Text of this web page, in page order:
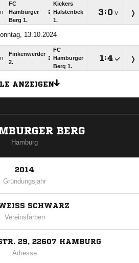
FC
Hamburger
Berg 1.
:
Kickers
Halstenbek
1.
: V
13.10.2024
Finkenwerder
2.
:
FC
Hamburger
Berg 1.
:
ANZEIGEN
BERG
Hamburg
2014
Gründungsjahr
SCHWARZ
Vereinsfarben
29, 22607 HAMBURG
Adresse